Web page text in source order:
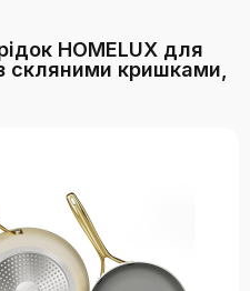
HOMELUX для
скляними кришками,